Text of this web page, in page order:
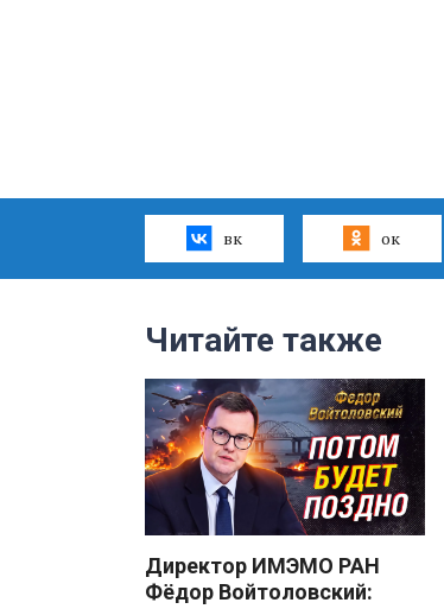
вк ок
Читайте также
Директор ИМЭМО РАН
Фёдор Войтоловский: